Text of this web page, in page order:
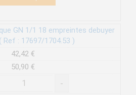
GN 1/1 18 empreintes debuyer
Ref : 17697/1704.53 )
42,42 €
50,90 €
-